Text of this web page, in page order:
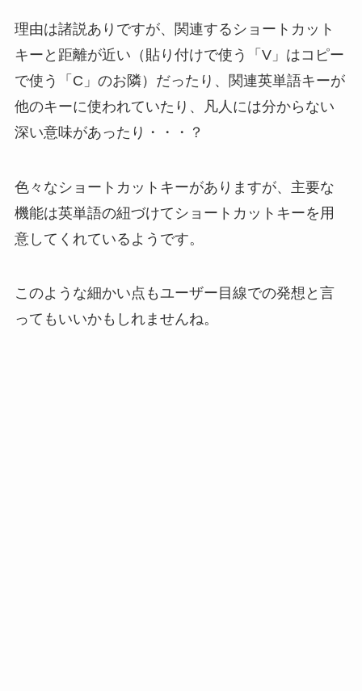
理由は諸説ありですが、
関連するショートカット
キーと距離が近い （貼り付けで使う「V」はコピー
で使う「C」のお隣）だったり、関連英単語キーが
他のキーに使われていたり、凡人には分からない
深い意味があったり・・・？
色々なショートカットキーがありますが、主要な
機能は英単語の紐づけてショートカットキーを用
意してくれているようです。
このような細かい点もユーザー目線での発想と言
ってもいいかもしれませんね。